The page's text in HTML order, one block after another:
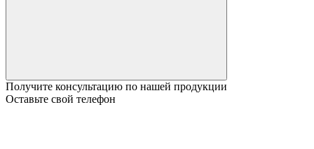
Получите консультацию по нашей продукции
Оставьте свой телефон